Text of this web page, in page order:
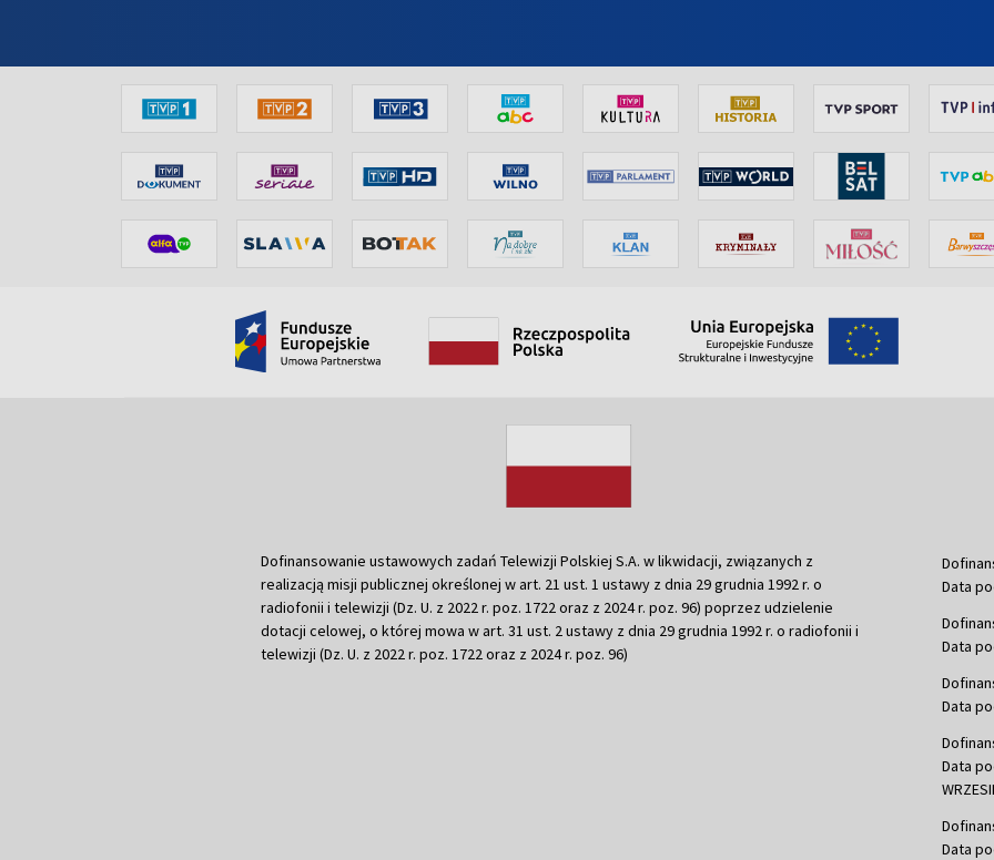
Dofinansowanie ustawowych zadań Telewizji Polskiej S.A. w likwidacji, związanych z
realizacją misji publicznej określonej w art. 21 ust. 1 ustawy z dnia 29 grudnia 1992 r. o
radiofonii i telewizji (Dz. U. z 2022 r. poz. 1722 oraz z 2024 r. poz. 96) poprzez udzielenie
dotacji celowej, o której mowa w art. 31 ust. 2 ustawy z dnia 29 grudnia 1992 r. o radiofonii i
telewizji (Dz. U. z 2022 r. poz. 1722 oraz z 2024 r. poz. 96)
Data
Data
Data
Data
Data